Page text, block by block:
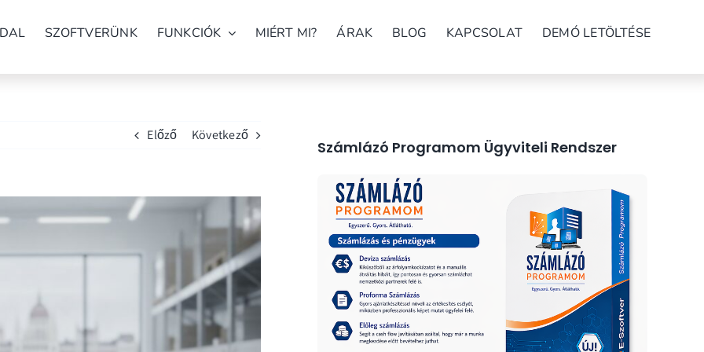
SZOFTVERÜNK FUNKCIÓK MIÉRT MI? ÁRAK BLOG KAPCSOLAT DEMÓ LETÖLTÉSE
Előző Következő
Számlázó Programom Ügyviteli Rendszer